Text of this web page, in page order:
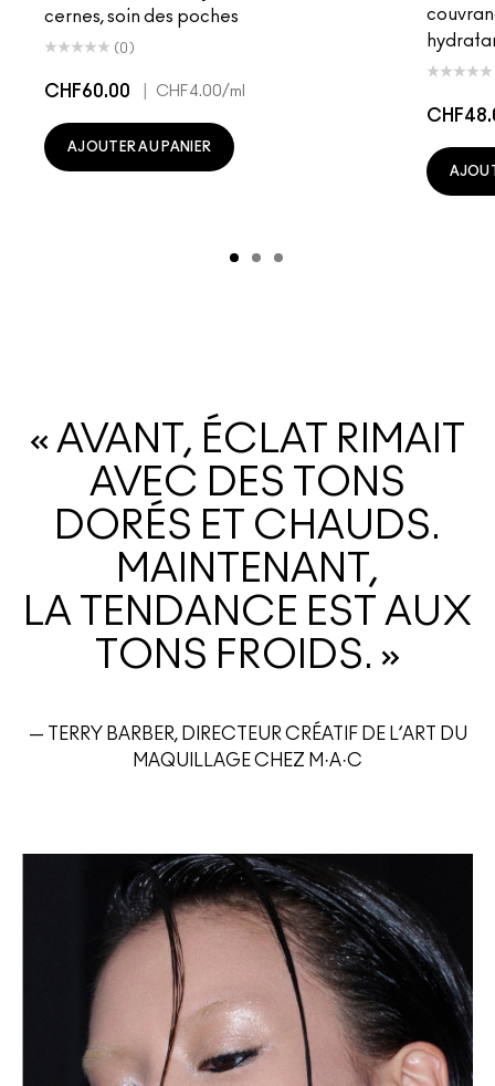
cernes, soin des poches
(0)
CHF60.00 CHF4.00/ml
AJOUTER AU PANIER
« AVANT, ÉCLAT RIMAIT
AVEC DES TONS
DORÉS ET CHAUDS.
MAINTENANT,
LA TENDANCE EST AUX
TONS FROIDS. »
— TERRY BARBER, DIRECTEUR CRÉATIF DE L’ART DU
MAQUILLAGE CHEZ M·A·C